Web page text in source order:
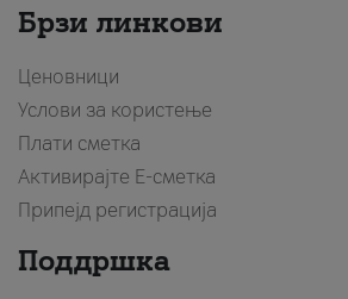
Брзи линкови
Ценовници
Услови за користење
Плати сметка
Активирајте Е-сметка
Припејд регистрација
Поддршка